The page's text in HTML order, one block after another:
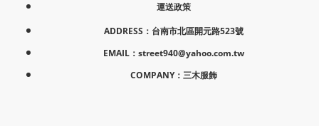
運送政策
ADDRESS：台南市北區開元路523號
EMAIL：street940@yahoo.com.tw
COMPANY：三木服飾